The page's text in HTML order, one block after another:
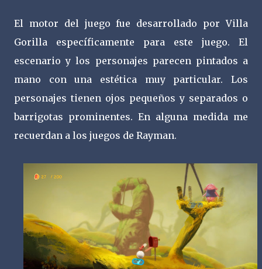
El motor del juego fue desarrollado por Villa
Gorilla específicamente para este juego. El
escenario y los personajes parecen pintados a
mano con una estética muy particular. Los
personajes tienen ojos pequeños y separados o
barrigotas prominentes. En alguna medida me
recuerdan a los juegos de Rayman.